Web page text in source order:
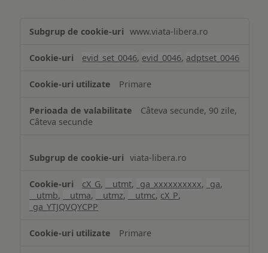
Măsurare
analiză
www.viata-libera.ro
evid_set_0046, evid_0046, adptset_0046
Primare
Câteva secunde, 90 zile,
Câteva secunde
viata-libera.ro
cX_G, __utmt, _ga_xxxxxxxxxx, _ga,
__utmb, __utma, __utmz, __utmc, cX_P,
_ga_YTJQVQYCPP
Primare